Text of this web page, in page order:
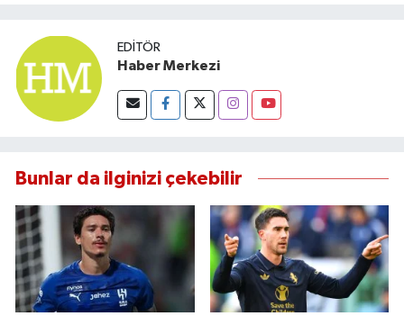
EDITÖR
Haber Merkezi
Bunlar da ilginizi çekebilir